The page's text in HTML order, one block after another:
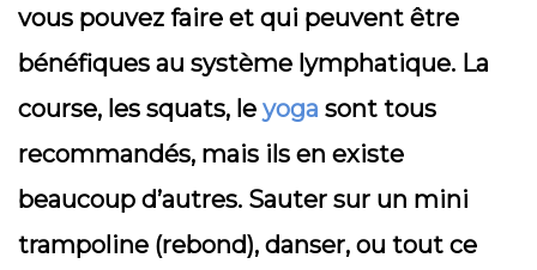
vous pouvez faire et qui peuvent être
bénéfiques au système lymphatique. La
course, les squats, le yoga sont tous
recommandés, mais ils en existe
beaucoup d’autres. Sauter sur un mini
trampoline (rebond), danser, ou tout ce